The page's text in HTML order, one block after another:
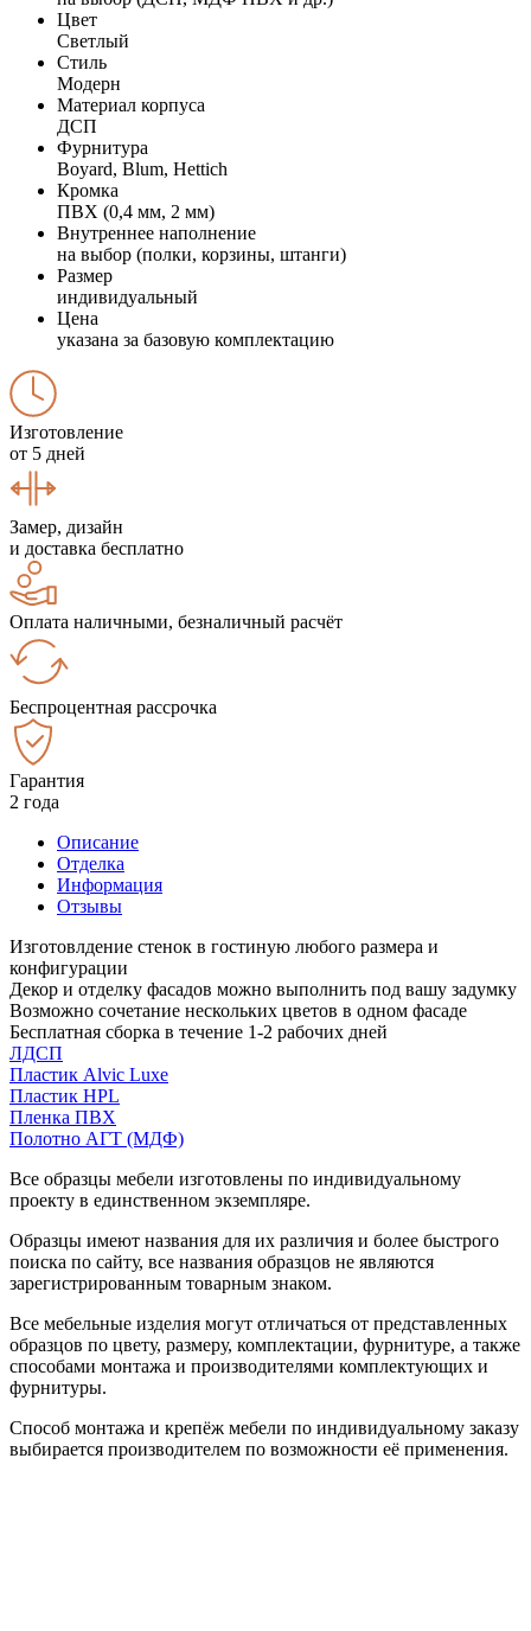
Цвет
Светлый
Стиль
Модерн
Материал корпуса
ДСП
Фурнитура
Boyard, Blum, Hettich
Кромка
ПВХ (0,4 мм, 2 мм)
Внутреннее наполнение
на выбор (полки, корзины, штанги)
Размер
индивидуальный
Цена
указана за базовую комплектацию
Изготовление
от 5 дней
Замер, дизайн
и доставка бесплатно
Оплата наличными, безналичный расчёт
Беспроцентная рассрочка
Гарантия
2 года
Описание
Отделка
Информация
Отзывы
Изготовлдение стенок в гостиную любого размера и
конфигурации
Декор и отделку фасадов можно выполнить под вашу задумку
Возможно сочетание нескольких цветов в одном фасаде
Бесплатная сборка в течение 1-2 рабочих дней
ЛДСП
Пластик Alvic Luxe
Пластик HPL
Пленка ПВХ
Полотно АГТ (МДФ)
Все образцы мебели изготовлены по индивидуальному
проекту в единственном экземпляре.
Образцы имеют названия для их различия и более быстрого
поиска по сайту, все названия образцов не являются
зарегистрированным товарным знаком.
Все мебельные изделия могут отличаться от представленных
образцов по цвету, размеру, комплектации, фурнитуре, а также
способами монтажа и производителями комплектующих и
фурнитуры.
Способ монтажа и крепёж мебели по индивидуальному заказу
выбирается производителем по возможности её применения.